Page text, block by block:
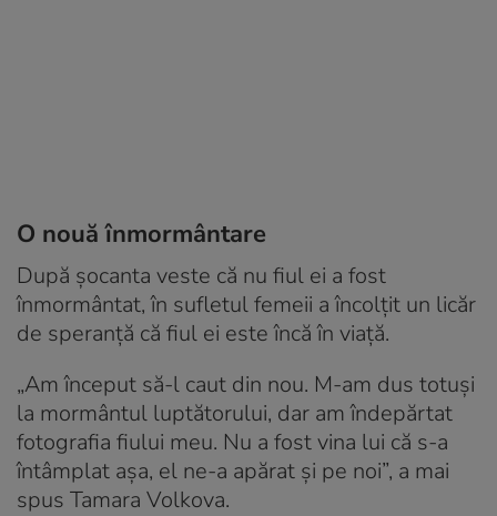
O nouă înmormântare
După șocanta veste că nu fiul ei a fost
înmormântat, în sufletul femeii a încolțit un licăr
de speranță că fiul ei este încă în viață.
„Am început să-l caut din nou. M-am dus totuși
la mormântul luptătorului, dar am îndepărtat
fotografia fiului meu. Nu a fost vina lui că s-a
întâmplat așa, el ne-a apărat și pe noi”, a mai
spus Tamara Volkova.